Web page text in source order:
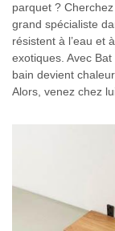
parquet ?
grand spécialiste
résistent à l’eau et
exotiques. Avec
bain devient
Alors, venez chez